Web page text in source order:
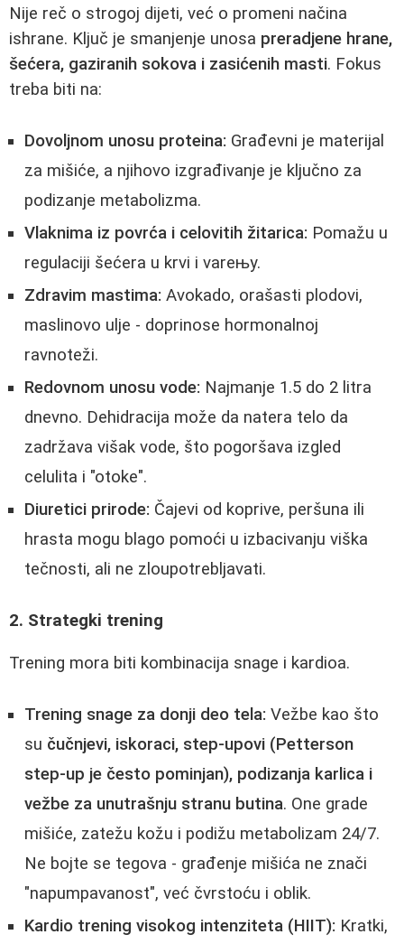
Nije reč o strogoj dijeti, već o promeni načina
ishrane. Ključ je smanjenje unosa preradjene hrane,
šećera, gaziranih sokova i zasićenih masti. Fokus
treba biti na:
Dovoljnom unosu proteina: Građevni je materijal
za mišiće, a njihovo izgrađivanje je ključno za
podizanje metabolizma.
Vlaknima iz povrća i celovitih žitarica: Pomažu u
regulaciji šećera u krvi i vareњу.
Zdravim mastima: Avokado, orašasti plodovi,
maslinovo ulje - doprinose hormonalnoj
ravnoteži.
Redovnom unosu vode: Najmanje 1.5 do 2 litra
dnevno. Dehidracija može da natera telo da
zadržava višak vode, što pogoršava izgled
celulita i "otoke".
Diuretici prirode: Čajevi od koprive, peršuna ili
hrasta mogu blago pomoći u izbacivanju viška
tečnosti, ali ne zloupotrebljavati.
2. Strategki trening
Trening mora biti kombinacija snage i kardioa.
Trening snage za donji deo tela: Vežbe kao što
su čučnjevi, iskoraci, step-upovi (Petterson
step-up je često pominjan), podizanja karlica i
vežbe za unutrašnju stranu butina. One grade
mišiće, zatežu kožu i podižu metabolizam 24/7.
Ne bojte se tegova - građenje mišića ne znači
"napumpavanost", već čvrstoću i oblik.
Kardio trening visokog intenziteta (HIIT): Kratki,